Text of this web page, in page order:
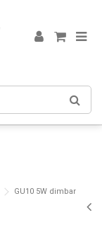
GU10 5W dimbar